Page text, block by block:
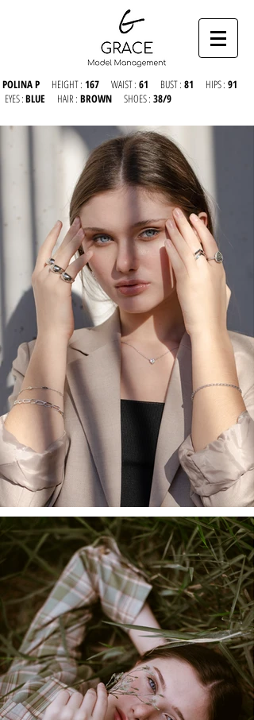
POLINA P HEIGHT : 167 WAIST : 61 BUST : 81 HIPS : 91
EYES :BLUE HAIR : BROWN SHOES : 38/9